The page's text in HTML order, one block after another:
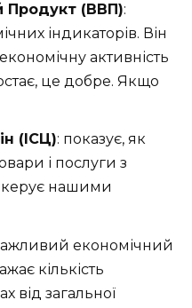
Продукт (ВВП):
індикаторів. Він
активність
це добре. Якщо
(ІСЦ): показує, як
і послуги з
керує нашими
економічний
кількість
від загальної